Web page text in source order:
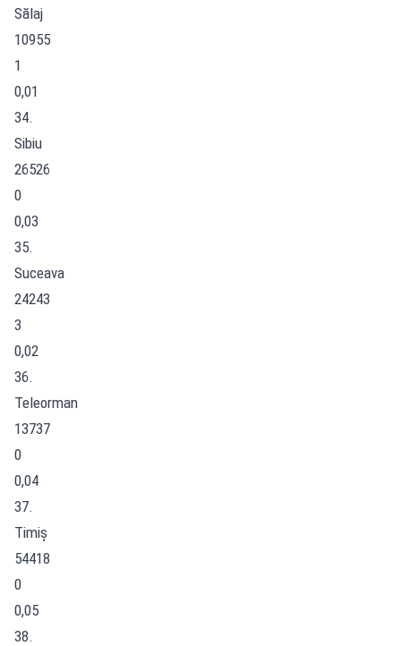
Sălaj
10955
1
0,01
34.
Sibiu
26526
0
0,03
35.
Suceava
24243
3
0,02
36.
Teleorman
13737
0
0,04
37.
Timiș
54418
0
0,05
38.